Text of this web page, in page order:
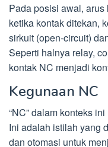
Pada posisi awal,
ketika kontak ditekan,
sirkuit (open-circuit)
Seperti halnya relay,
kontak NC menjadi
Kegunaan NC
“NC” dalam konteks
Ini adalah istilah yang
dan otomasi untuk